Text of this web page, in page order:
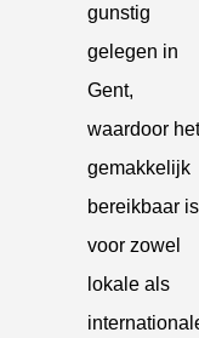
gunstig
gelegen in
Gent,
waardoor het
gemakkelijk
bereikbaar is
voor zowel
lokale als